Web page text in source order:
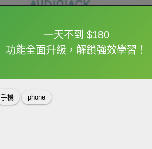
一天不到 $180
功能全面升級，解鎖強效學習！
框選或點兩下字幕可
手機 phone